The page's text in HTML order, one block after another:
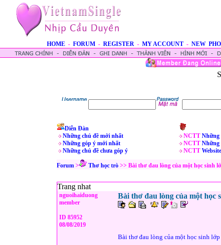
HOME - FORUM - REGISTER - MY ACCOUNT - NEW
Diễn Đàn
Những chủ đề mới nhất
Những góp ý mới nhất
Những chủ đề chưa góp ý
NCTT Những
NCTT Những
NCTT Website
Forum > Thơ học trò >> Bài thơ đau lòng của một học sinh
Trang nhat
nguoihaiduong
member
ID 85952
08/08/2019
Bài thơ đau lòng của một học
Bài thơ đau lòng của một học sinh